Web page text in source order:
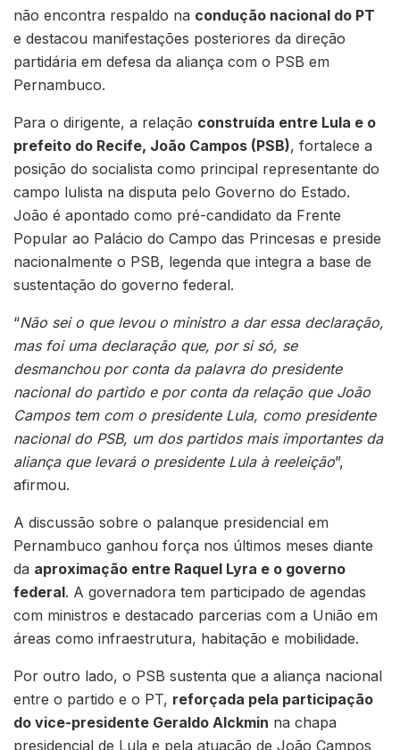
não encontra respaldo na condução nacional do PT
e destacou manifestações posteriores da direção
partidária em defesa da aliança com o PSB em
Pernambuco.
Para o dirigente, a relação construída entre Lula e o
prefeito do Recife, João Campos (PSB), fortalece a
posição do socialista como principal representante do
campo lulista na disputa pelo Governo do Estado.
João é apontado como pré-candidato da Frente
Popular ao Palácio do Campo das Princesas e preside
nacionalmente o PSB, legenda que integra a base de
sustentação do governo federal.
“Não sei o que levou o ministro a dar essa declaração,
mas foi uma declaração que, por si só, se
desmanchou por conta da palavra do presidente
nacional do partido e por conta da relação que João
Campos tem com o presidente Lula, como presidente
nacional do PSB, um dos partidos mais importantes da
aliança que levará o presidente Lula à reeleição”,
afirmou.
A discussão sobre o palanque presidencial em
Pernambuco ganhou força nos últimos meses diante
da aproximação entre Raquel Lyra e o governo
federal. A governadora tem participado de agendas
com ministros e destacado parcerias com a União em
áreas como infraestrutura, habitação e mobilidade.
Por outro lado, o PSB sustenta que a aliança nacional
entre o partido e o PT, reforçada pela participação
do vice-presidente Geraldo Alckmin na chapa
presidencial de Lula e pela atuação de João Campos